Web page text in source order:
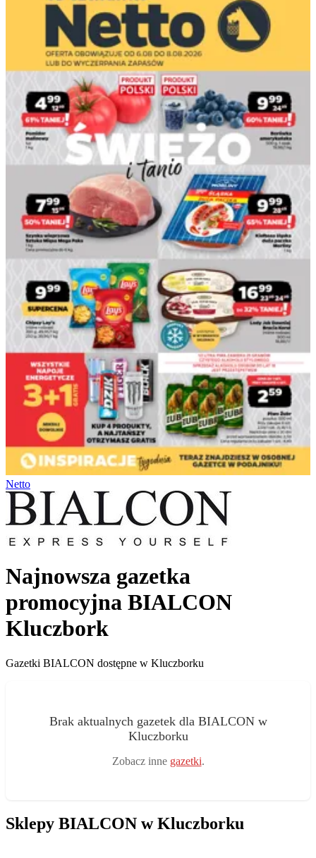
Netto
Najnowsza gazetka
promocyjna BIALCON
Kluczbork
Gazetki BIALCON dostępne w Kluczborku
Brak aktualnych gazetek dla BIALCON w
Kluczborku
Zobacz inne gazetki.
Sklepy BIALCON w Kluczborku